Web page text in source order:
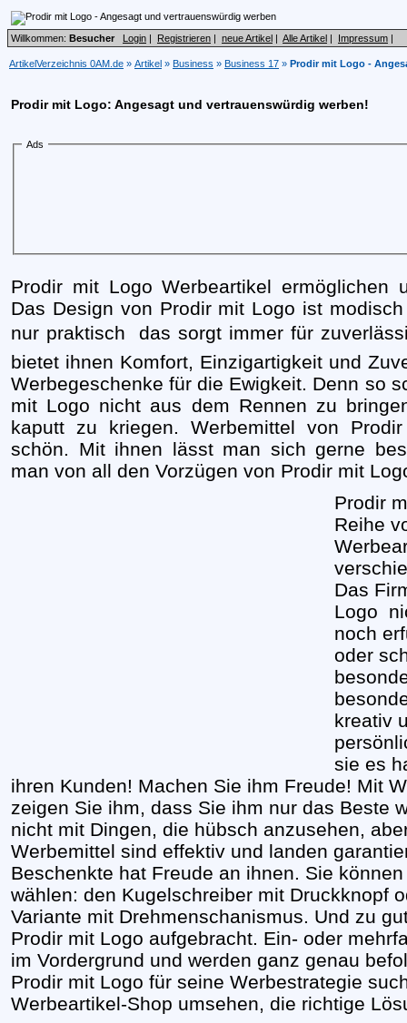
Willkommen: Besucher Login | Registrieren | neue Artikel | Alle Artikel | Impressum |
ArtikelVerzeichnis 0AM.de » Artikel » Business » Business 17 » Prodir mit Logo -
Prodir mit Logo: Angesagt und vertrauenswürdig werben!
Ads
Prodir mit Logo Werbeartikel ermöglichen
Das Design von Prodir mit Logo ist
nur praktisch  das sorgt immer für
bietet ihnen Komfort, Einzigartigkeit und
Werbegeschenke für die Ewigkeit. Denn so
mit Logo nicht aus dem Rennen zu
kaputt zu kriegen. Werbemittel von
schön. Mit ihnen lässt man sich gerne
man von all den Vorzügen von Prodir mit
Prodir
Reihe
Das
Logo
noch
oder
kreativ
sie es
ihren Kunden! Machen Sie ihm Freude! Mit
zeigen Sie ihm, dass Sie ihm nur das Beste
nicht mit Dingen, die hübsch anzusehen,
Werbemittel sind effektiv und landen
Beschenkte hat Freude an ihnen. Sie
wählen: den Kugelschreiber mit Druckknopf
Variante mit Drehmenschanismus. Und zu
Prodir mit Logo aufgebracht. Ein- oder
im Vordergrund und werden ganz genau
Prodir mit Logo für seine Werbestrategie
Werbeartikel-Shop umsehen, die richtige